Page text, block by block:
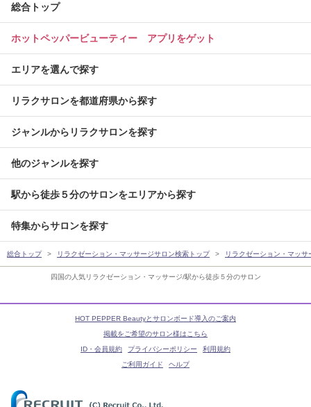
四国の人気リラクゼーション・マッサージ/駅から徒歩５分のサロン
総合トップ
ホットペッパービューティー アプリをゲット
エリアを選んで探す
リラクサロンを都道府県から探す
ジャンルからリラクサロンを探す
他のジャンルを探す
駅から徒歩５分のサロンをエリアから探す
特集からサロンを探す
総合トップ リラクゼーション・マッサージサロン検索トップ リラクゼーション・マッ
HOT PEPPER Beautyとサロンボード導入のご案内
掲載をご希望のサロン様はこちら
ID・会員規約
プライバシーポリシー
利用規約
ご利用ガイド
ヘルプ